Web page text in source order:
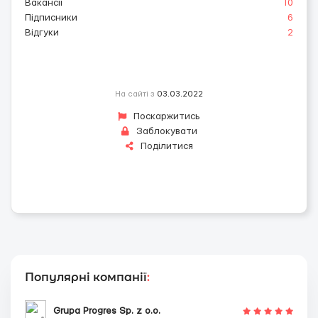
Вакансії
10
Підписники
6
Відгуки
2
На сайті з 03.03.2022
Поскаржитись
Заблокувати
Поділитися
Популярні компанії:
Grupa Progres Sp. z o.o.